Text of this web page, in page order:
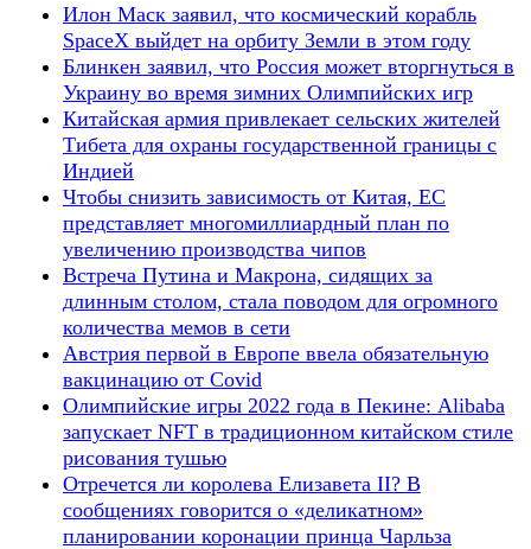
Илон Маск заявил, что космический корабль
SpaceX выйдет на орбиту Земли в этом году
Блинкен заявил, что Россия может вторгнуться в
Украину во время зимних Олимпийских игр
Китайская армия привлекает сельских жителей
Тибета для охраны государственной границы с
Индией
Чтобы снизить зависимость от Китая, ЕС
представляет многомиллиардный план по
увеличению производства чипов
Встреча Путина и Макрона, сидящих за
длинным столом, стала поводом для огромного
количества мемов в сети
Австрия первой в Европе ввела обязательную
вакцинацию от Covid
Олимпийские игры 2022 года в Пекине: Alibaba
запускает NFT в традиционном китайском стиле
рисования тушью
Отречется ли королева Елизавета II? В
сообщениях говорится о «деликатном»
планировании коронации принца Чарльза